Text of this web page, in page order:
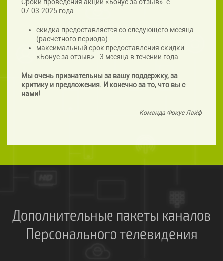
Сроки проведения акции «Бонус за отзыв»: с
07.03.2025 года
скидка предоставляется со следующего месяца
(расчетного периода)
максимальный срок предоставления скидки
«Бонус за отзыв» - 3 месяца в течении года
Мы очень признательны за вашу поддержку, за
критику и предложения. И конечно за то, что вы с
нами!
Команда Фокус Лайф
Дополнительные пакеты каналов
Персонального телевидения